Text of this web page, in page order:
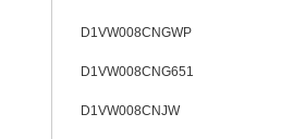
D1VW008CNGWP
D1VW008CNG651
D1VW008CNJW